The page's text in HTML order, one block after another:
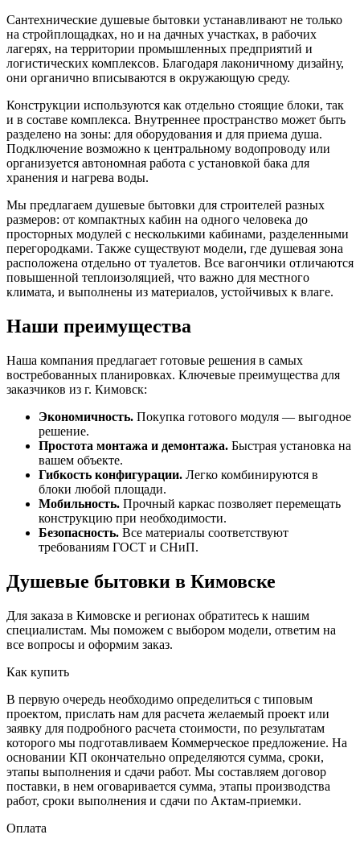
Сантехнические душевые бытовки устанавливают не только
на стройплощадках, но и на дачных участках, в рабочих
лагерях, на территории промышленных предприятий и
логистических комплексов. Благодаря лаконичному дизайну,
они органично вписываются в окружающую среду.
Конструкции используются как отдельно стоящие блоки, так
и в составе комплекса. Внутреннее пространство может быть
разделено на зоны: для оборудования и для приема душа.
Подключение возможно к центральному водопроводу или
организуется автономная работа с установкой бака для
хранения и нагрева воды.
Мы предлагаем душевые бытовки для строителей разных
размеров: от компактных кабин на одного человека до
просторных модулей с несколькими кабинами, разделенными
перегородками. Также существуют модели, где душевая зона
расположена отдельно от туалетов. Все вагончики отличаются
повышенной теплоизоляцией, что важно для местного
климата, и выполнены из материалов, устойчивых к влаге.
Наши преимущества
Наша компания предлагает готовые решения в самых
востребованных планировках. Ключевые преимущества для
заказчиков из г. Кимовск:
Экономичность. Покупка готового модуля — выгодное
решение.
Простота монтажа и демонтажа. Быстрая установка на
вашем объекте.
Гибкость конфигурации. Легко комбинируются в
блоки любой площади.
Мобильность. Прочный каркас позволяет перемещать
конструкцию при необходимости.
Безопасность. Все материалы соответствуют
требованиям ГОСТ и СНиП.
Душевые бытовки в Кимовске
Для заказа в Кимовске и регионах обратитесь к нашим
специалистам. Мы поможем с выбором модели, ответим на
все вопросы и оформим заказ.
Как купить
В первую очередь необходимо определиться с типовым
проектом, прислать нам для расчета желаемый проект или
заявку для подробного расчета стоимости, по результатам
которого мы подготавливаем Коммерческое предложение. На
основании КП окончательно определяются сумма, сроки,
этапы выполнения и сдачи работ. Мы составляем договор
поставки, в нем оговаривается сумма, этапы производства
работ, сроки выполнения и сдачи по Актам-приемки.
Оплата